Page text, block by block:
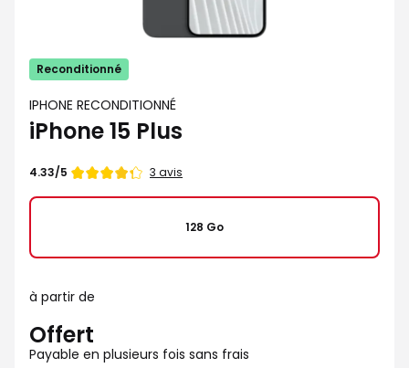
Reconditionné
IPHONE RECONDITIONNÉ
iPhone 15 Plus
4.33/5 Note
4.33
3 avis
128 Go
à partir de
Offert
Payable en plusieurs fois sans frais